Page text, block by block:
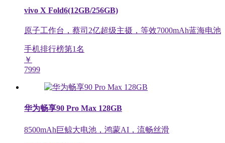
vivo X Fold6(12GB/256GB)
原子工作台，蔡司2亿超级主摄，等效7000mAh蓝海电池
手机排行榜第1名
￥
7999
华为畅享90 Pro Max 128GB
8500mAh巨鲸大电池，鸿蒙AI，流畅丝滑